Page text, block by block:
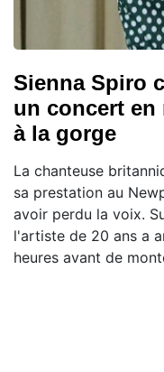
Sienna Spiro
un concert
à la gorge
La chanteuse
sa prestation au
avoir perdu la voix.
l'artiste de 20 ans a
heures avant de